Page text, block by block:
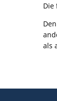
Die
als